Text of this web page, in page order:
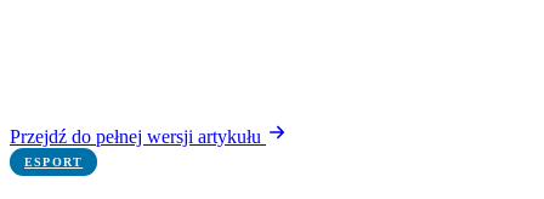
Przejdź do pełnej wersji artykułu
ESPORT